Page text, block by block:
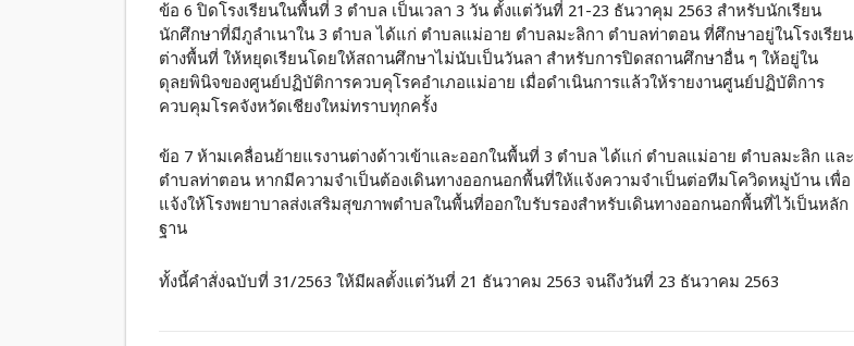
ข้อ 6 ปิดโรงเรียนในพื้นที่ 3 ตำบล เป็นเวลา 3 วัน ตั้งแต่วันที่ 21-23 ธันวาคุม 2563 สำหรับนักเรียน
นักศึกษาที่มีภูลำเนาใน 3 ตำบล ได้แก่ ตำบลแม่อาย ตำบลมะลิกา ตำบลท่าตอน ที่ศึกษาอยู่ในโรงเรียน
ต่างพื้นที่ ให้หยุดเรียนโดยให้สถานศึกษาไม่นับเป็นวันลา สำหรับการปิดสถานศึกษาอื่น ๆ ให้อยู่ใน
ดุลยพินิจของศูนย์ปฏิบัติการควบคุโรคอำเภอแม่อาย เมื่อดำเนินการแล้วให้รายงานศูนย์ปฏิบัติการ
ควบคุมโรคจังหวัดเชียงใหม่ทราบทุกครั้ง
ข้อ 7 ห้ามเคลื่อนย้ายแรงานต่างด้าวเข้าและออกในพื้นที่ 3 ตำบล ได้แก่ ตำบลแม่อาย ตำบลมะลิก และ
ตำบลท่าตอน หากมีความจำเป็นต้องเดินทางออกนอกพื้นที่ให้แจ้งความจำเป็นต่อทีมโควิดหมู่บ้าน เพื่อ
แจ้งให้โรงพยาบาลส่งเสริมสุขภาพตำบลในพื้นที่ออกใบรับรองสำหรับเดินทางออกนอกพื้นที่ไว้เป็นหลัก
ฐาน
ทั้งนี้คำสั่งฉบับที่ 31/2563 ให้มีผลตั้งแต่วันที่ 21 ธันวาคม 2563 จนถึงวันที่ 23 ธันวาคม 2563